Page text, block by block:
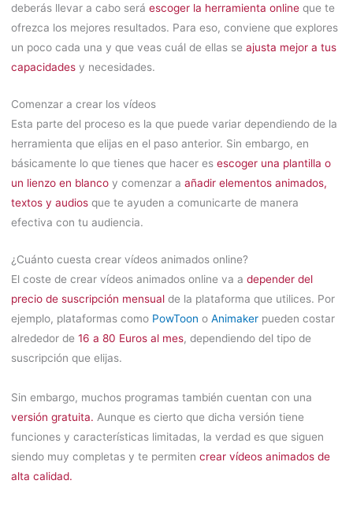
deberás llevar a cabo será escoger la herramienta online que te
ofrezca los mejores resultados. Para eso, conviene que explores
un poco cada una y que veas cuál de ellas se ajusta mejor a tus
capacidades y necesidades.
Comenzar a crear los vídeos
Esta parte del proceso es la que puede variar dependiendo de la
herramienta que elijas en el paso anterior. Sin embargo, en
básicamente lo que tienes que hacer es escoger una plantilla o
un lienzo en blanco y comenzar a añadir elementos animados,
textos y audios que te ayuden a comunicarte de manera
efectiva con tu audiencia.
¿Cuánto cuesta crear vídeos animados online?
El coste de crear vídeos animados online va a depender del
precio de suscripción mensual de la plataforma que utilices. Por
ejemplo, plataformas como PowToon o Animakerpueden costar
alrededor de 16 a 80 Euros al mes, dependiendo del tipo de
suscripción que elijas.
Sin embargo, muchos programas también cuentan con una
versión gratuita. Aunque es cierto que dicha versión tiene
funciones y características limitadas, la verdad es que siguen
siendo muy completas y te permiten crear vídeos animados de
alta calidad.